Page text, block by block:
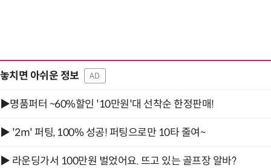
놓치면 아쉬운 정보 AD
▶명품퍼터 ~60%할인 '10만원'대 선착순 한정판매!
▶ '2m' 퍼팅, 100% 성공! 퍼팅으로만 10타 줄여~
▶ 라운딩가서 100만원 벌었어요. 뜨고 있는 골프장 알바?